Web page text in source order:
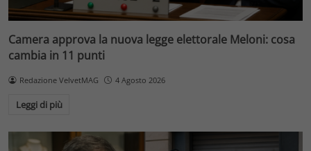
Camera approva la nuova legge elettorale Meloni: cosa
cambia in 11 punti
Redazione VelvetMAG 4 Agosto 2026
Leggi di più